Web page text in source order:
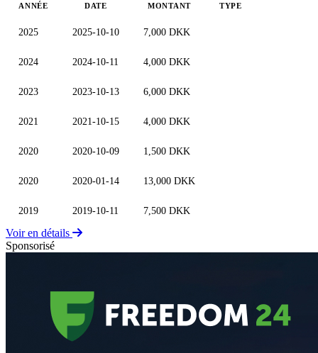
ANNÉE DATE MONTANT TYPE
2025 2025-10-10 7,000 DKK
2024 2024-10-11 4,000 DKK
2023 2023-10-13 6,000 DKK
2021 2021-10-15 4,000 DKK
2020 2020-10-09 1,500 DKK
2020 2020-01-14 13,000 DKK
2019 2019-10-11 7,500 DKK
Voir en détails
Sponsorisé